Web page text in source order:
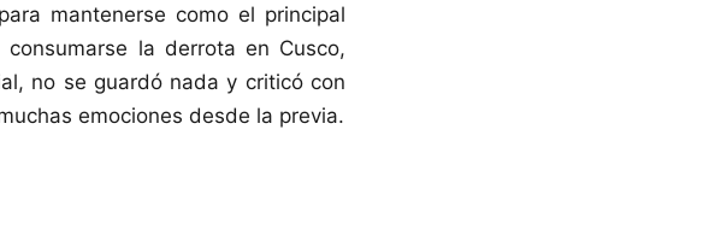
mantenerse como el principal
la derrota en Cusco,
no se guardó nada y criticó con
emociones desde la previa.